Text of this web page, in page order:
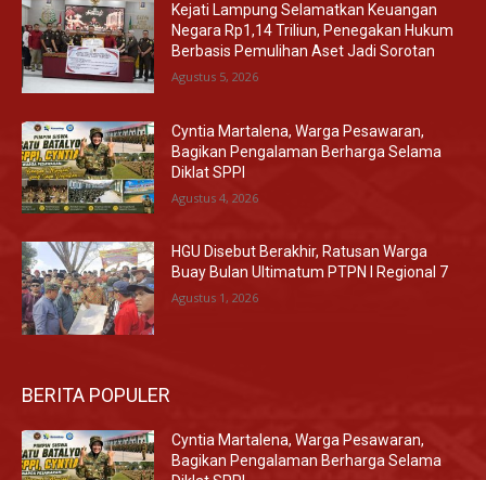
Kejati Lampung Selamatkan Keuangan
Negara Rp1,14 Triliun, Penegakan Hukum
Berbasis Pemulihan Aset Jadi Sorotan
Agustus 5, 2026
Cyntia Martalena, Warga Pesawaran,
Bagikan Pengalaman Berharga Selama
Diklat SPPI
Agustus 4, 2026
HGU Disebut Berakhir, Ratusan Warga
Buay Bulan Ultimatum PTPN I Regional 7
Agustus 1, 2026
BERITA POPULER
Cyntia Martalena, Warga Pesawaran,
Bagikan Pengalaman Berharga Selama